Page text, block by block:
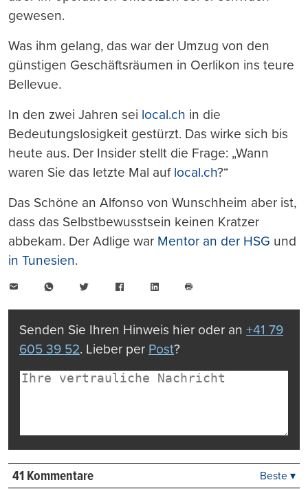
gewesen.
Was ihm gelang, das war der Umzug von den
günstigen Geschäftsräumen in Oerlikon ins teure
Bellevue.
In den zwei Jahren sei local.ch in die
Bedeutungslosigkeit gestürzt. Das wirke sich bis
heute aus. Der Insider stellt die Frage: „Wann
waren Sie das letzte Mal auf local.ch?“
Das Schöne an Alfonso von Wunschheim aber ist,
dass das Selbstbewusstsein keinen Kratzer
abbekam. Der Adlige war Mentor an der HSG und
in Tunesien.
WhatsAppTwitter FacebookLinkedIn
drucken
Senden Sie Ihren Hinweis hier oder an +41 79
605 39 52. Lieber per Post?
41 Kommentare Beste ▾